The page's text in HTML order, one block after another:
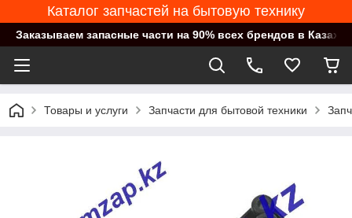
Каталог запчастей на бытовую технику
Заказываем запасные части на 90% всех брендов в
Товары и услуги Запчасти для бытовой техники